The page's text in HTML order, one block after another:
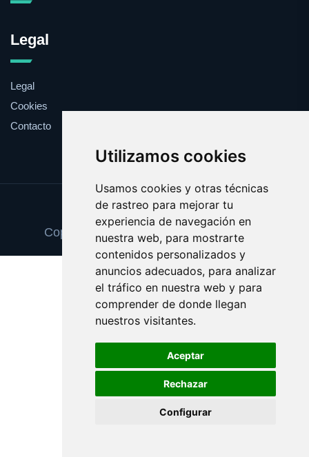
Utilizamos cookies
Usamos cookies y otras técnicas
de rastreo para mejorar tu
experiencia de navegación en
nuestra web, para mostrarte
contenidos personalizados y
anuncios adecuados, para analizar
el tráfico en nuestra web y para
comprender de donde llegan
nuestros visitantes.
Aceptar
Rechazar
Configurar
Legal
Legal
Cookies
Contacto
Update cookies preferences
Copyright © 2025 pinturaydecoracion.es